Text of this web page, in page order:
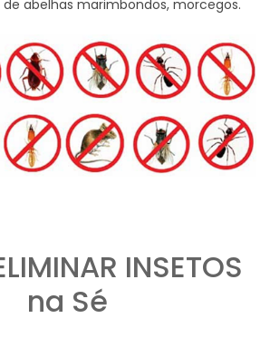
abelhas marimbondos, morcegos.
INSETOS
na Sé